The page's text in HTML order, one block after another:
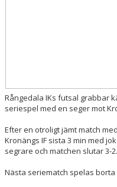
Rångedala IKs futsal grabbar
seriespel med en seger mot
Efter en otroligt jämt match
Kronängs IF sista 3 min med
segrare och matchen slutar 3-2.
Nästa seriematch spelas borta